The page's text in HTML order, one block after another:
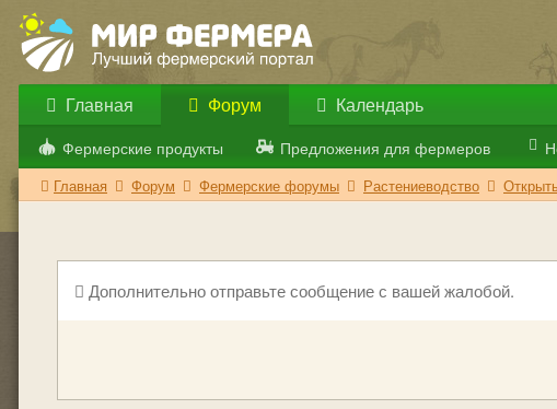
Главная Форум
Фермерские продукты Предложения для фермеров
Календарь
Главная Форум Фермерские форумы Растениеводство
Дополнительно отправьте сообщение с вашей жалобой.